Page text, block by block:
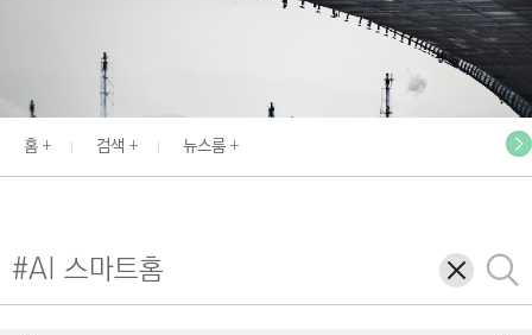
E
N
홈 검색 뉴스룸
삭
제
검
색